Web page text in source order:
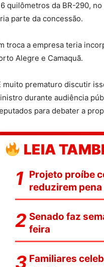
quilômetros da BR-290,
parte da concessão.
troca a empresa teria
Alegre e Camaquã.
muito prematuro discutir
durante audiência
para debater a
LEIA
Projeto proíbe
reduzirem
Senado faz
feira
Familiares